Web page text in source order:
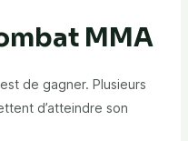
MMA
de gagner. Plusieurs
d’atteindre son